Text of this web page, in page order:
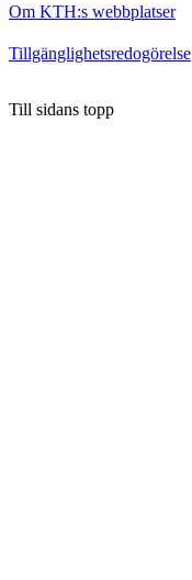
Om KTH:s webbplatser
Tillgänglighetsredogörelse
Till sidans topp